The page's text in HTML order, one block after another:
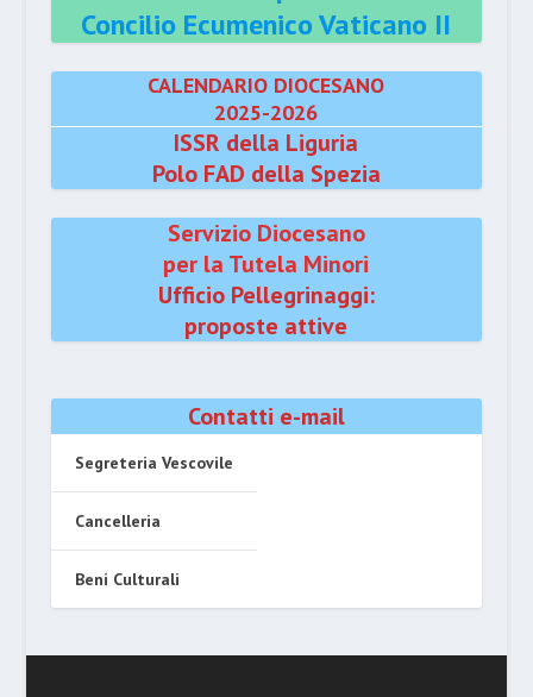
Concilio Ecumenico Vaticano II
CALENDARIO DIOCESANO
2025-2026
ISSR della Liguria
Polo FAD della Spezia
Servizio Diocesano
per la Tutela Minori
Ufficio Pellegrinaggi:
proposte attive
Contatti e-mail
Segreteria Vescovile
Cancelleria
Beni Culturali